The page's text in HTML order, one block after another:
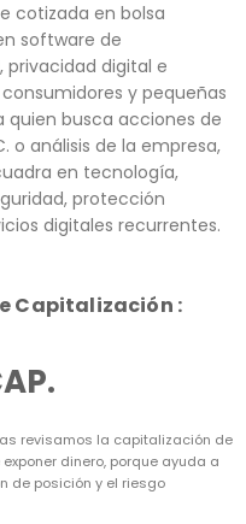
cotizada en bolsa
software de
privacidad digital e
y pequeñas
quien busca acciones de
o análisis de la empresa,
en tecnología,
protección
digitales recurrentes.
Capitalización :
revisamos la capitalización de
dinero, porque ayuda a
de posición y el riesgo